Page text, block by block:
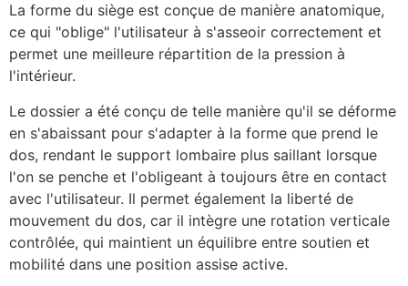
La forme du siège est conçue de manière anatomique,
ce qui "oblige" l'utilisateur à s'asseoir correctement et
permet une meilleure répartition de la pression à
l'intérieur.
Le dossier a été conçu de telle manière qu'il se déforme
en s'abaissant pour s'adapter à la forme que prend le
dos, rendant le support lombaire plus saillant lorsque
l'on se penche et l'obligeant à toujours être en contact
avec l'utilisateur. Il permet également la liberté de
mouvement du dos, car il intègre une rotation verticale
contrôlée, qui maintient un équilibre entre soutien et
mobilité dans une position assise active.